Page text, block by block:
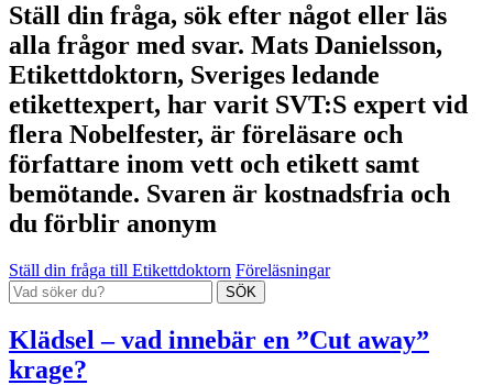
Ställ din fråga, sök efter något eller läs
alla frågor med svar. Mats Danielsson,
Etikettdoktorn, Sveriges ledande
etikettexpert, har varit SVT:S expert vid
flera Nobelfester, är föreläsare och
författare inom vett och etikett samt
bemötande. Svaren är kostnadsfria och
du förblir anonym
Ställ din fråga till Etikettdoktorn Föreläsningar
Klädsel – vad innebär en ”Cut away”
krage?